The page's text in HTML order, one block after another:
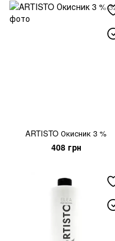
ARTISTO Окисник 3 %
408 грн